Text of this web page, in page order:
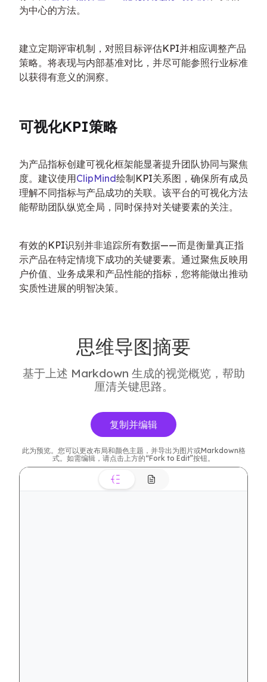
为中心的方法。
建立定期评审机制，对照目标评估KPI并相应调整产品
策略。将表现与内部基准对比，并尽可能参照行业标准
以获得有意义的洞察。
可视化KPI策略
为产品指标创建可视化框架能显著提升团队协同与聚焦
度。建议使用ClipMind绘制KPI关系图，确保所有成员
理解不同指标与产品成功的关联。该平台的可视化方法
能帮助团队纵览全局，同时保持对关键要素的关注。
有效的KPI识别并非追踪所有数据——而是衡量真正指
示产品在特定情境下成功的关键要素。通过聚焦反映用
户价值、业务成果和产品性能的指标，您将能做出推动
实质性进展的明智决策。
思维导图摘要
基于上述 Markdown 生成的视觉概览，帮助
厘清关键思路。
复制并编辑
此为预览。您可以更改布局和颜色主题，并导出为图片或Markdown格
式。如需编辑，请点击上方的“Fork to Edit”按钮。